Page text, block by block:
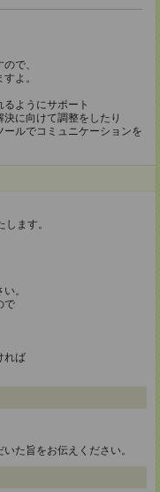
で、
よ。
ようにサポート
に向けて調整をしたり
ルでコミュニケーションを
ます。
。
で
れば
た旨をお伝えください。